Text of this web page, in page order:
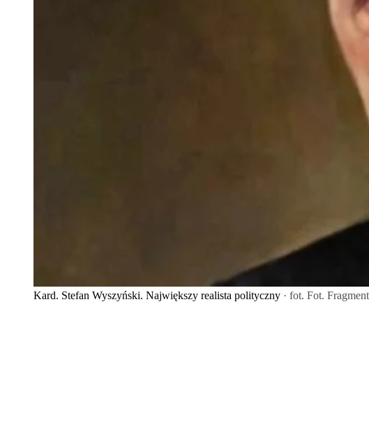
Kard. Stefan Wyszyński. Największy realista polityczny · fot. Fot.